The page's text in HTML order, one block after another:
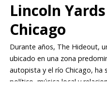
Lincoln
Chicago
Durante años, The Hideout,
ubicado en una zona
autopista y el río Chicago, ha
político, música local y